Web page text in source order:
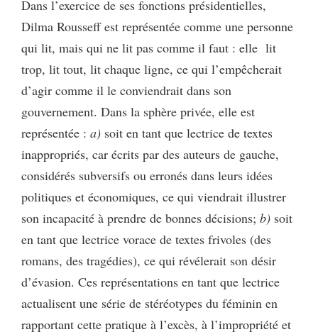
Dans l’exercice de ses fonctions présidentielles,
Dilma Rousseff est représentée comme une personne
qui lit, mais qui ne lit pas comme il faut : elle lit
trop, lit tout, lit chaque ligne, ce qui l’empêcherait
d’agir comme il le conviendrait dans son
gouvernement. Dans la sphère privée, elle est
représentée : a) soit en tant que lectrice de textes
inappropriés, car écrits par des auteurs de gauche,
considérés subversifs ou erronés dans leurs idées
politiques et économiques, ce qui viendrait illustrer
son incapacité à prendre de bonnes décisions; b) soit
en tant que lectrice vorace de textes frivoles (des
romans, des tragédies), ce qui révélerait son désir
d’évasion. Ces représentations en tant que lectrice
actualisent une série de stéréotypes du féminin en
rapportant cette pratique à l’excès, à l’impropriété et